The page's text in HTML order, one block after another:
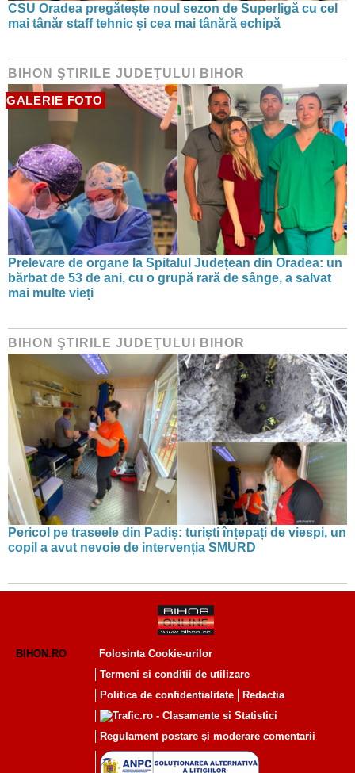
CSU Oradea pregătește noul sezon de Superligă cu cel
mai tânăr staff tehnic și cea mai tânără echipă
BIHON ŞTIRILE JUDEŢULUI BIHOR
GALERIE FOTO
Prelevare de organe la Spitalul Județean din Oradea: un
bărbat de 53 de ani, cu o grupă rară de sânge, a salvat
mai multe vieți
BIHON ŞTIRILE JUDEŢULUI BIHOR
Pericol pe traseele din Padiș: turiști înțepați de viespi, un
copil a avut nevoie de intervenția SMURD
BIHON.RO
Folosinta Cookie-urilor
Termeni si conditii de utilizare
Politica de confidentialitate
Redactia
Regulament postare și moderare comentarii